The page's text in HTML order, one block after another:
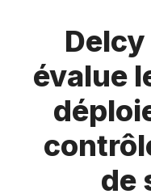
évalue
de